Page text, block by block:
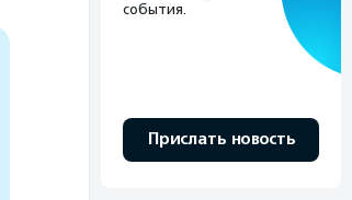
события.
Прислать новость